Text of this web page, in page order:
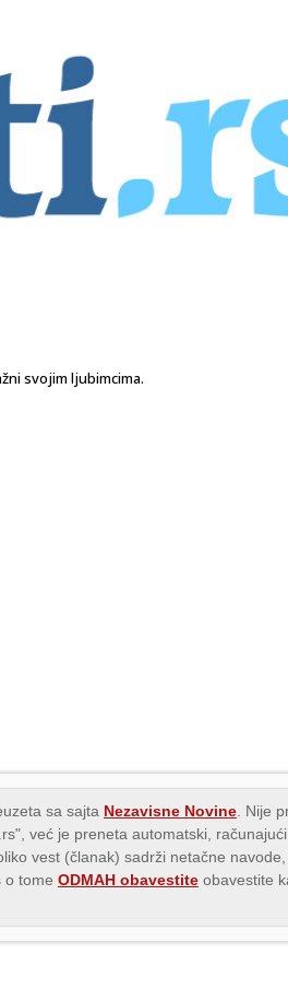
svojim ljubimcima.
sa sajta Nezavisne Novine . Nije
već je preneta automatski,
vest (članak) sadrži netačne
o tome ODMAH obavestite obavestite